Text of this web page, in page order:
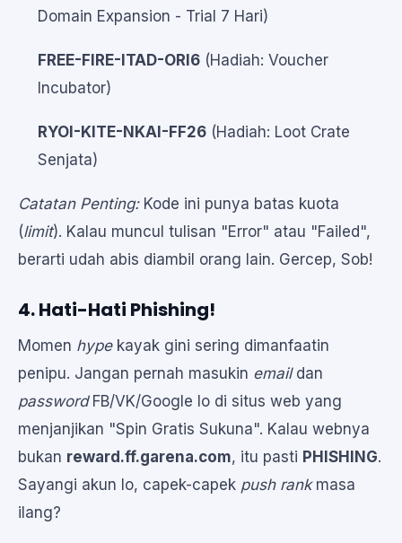
Domain Expansion - Trial 7 Hari)
FREE-FIRE-ITAD-ORI6 (Hadiah: Voucher
Incubator)
RYOI-KITE-NKAI-FF26 (Hadiah: Loot Crate
Senjata)
Catatan Penting:Kode ini punya batas kuota
(limit). Kalau muncul tulisan "Error" atau "Failed",
berarti udah abis diambil orang lain. Gercep, Sob!
4. Hati-Hati Phishing!
Momen hypekayak gini sering dimanfaatin
penipu. Jangan pernah masukin emaildan
passwordFB/VK/Google lo di situs web yang
menjanjikan "Spin Gratis Sukuna". Kalau webnya
bukan reward.ff.garena.com, itu pasti PHISHING.
Sayangi akun lo, capek-capek push rankmasa
ilang?